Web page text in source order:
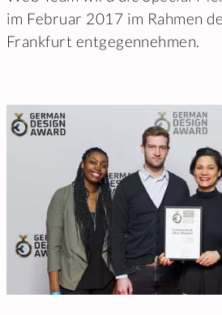
im Februar 2017 im Rahmen
Frankfurt entgegennehmen.